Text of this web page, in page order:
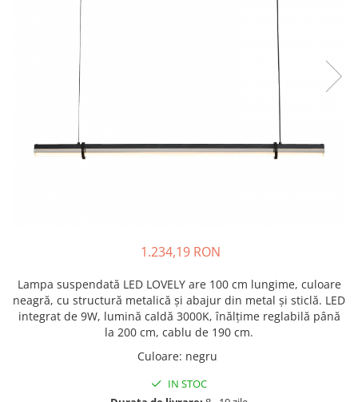
1.234,19 RON
Lampa suspendată LED LOVELY are 100 cm lungime, culoare
neagră, cu structură metalică și abajur din metal și sticlă. LED
integrat de 9W, lumină caldă 3000K, înălțime reglabilă până
la 200 cm, cablu de 190 cm.
Culoare: negru
IN STOC